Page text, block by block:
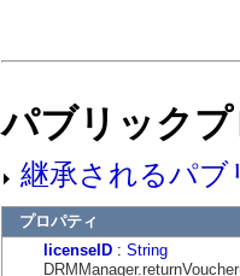
パブリック
継承されるパ
プロパティ
licenseID : String